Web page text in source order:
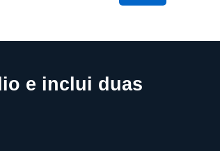
e inclui duas